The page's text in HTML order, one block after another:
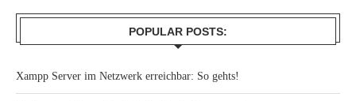
POPULAR POSTS:
Xampp Server im Netzwerk erreichbar: So gehts!